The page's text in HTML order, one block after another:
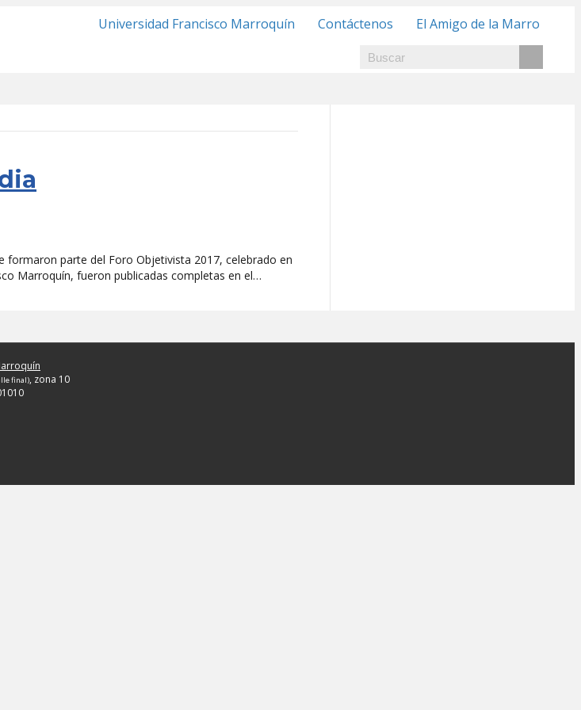
Universidad Francisco Marroquín Contáctenos El Amigo de la Marro
formaron parte del Foro Objetivista 2017, celebrado en
Marroquín, fueron publicadas completas en el…
final), zona 10